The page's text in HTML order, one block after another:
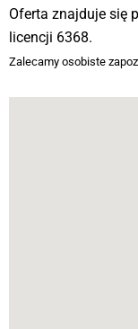
Oferta znajduje się
licencji 6368.
Zalecamy osobiste